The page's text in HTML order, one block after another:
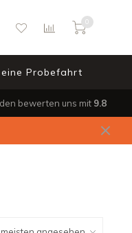
0
Probefahrt
bewerten uns mit 9.8